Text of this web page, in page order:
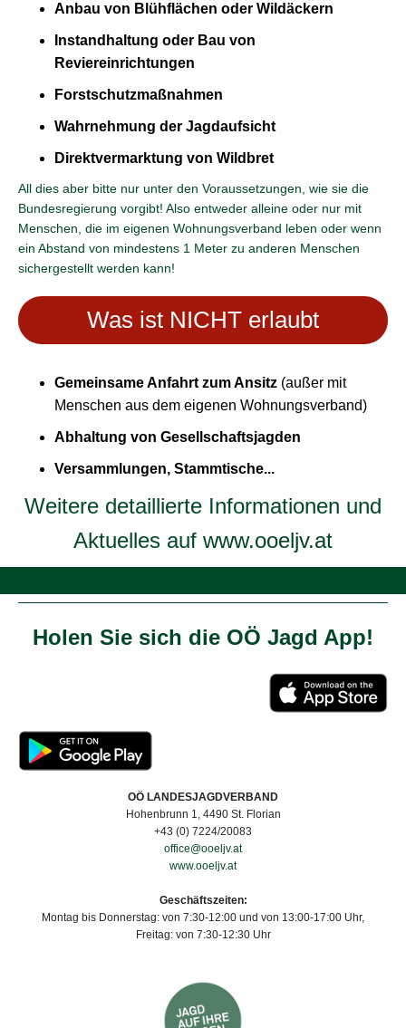
Anbau von Blühflächen oder Wildäckern
Instandhaltung oder Bau von
Reviereinrichtungen
Forstschutzmaßnahmen
Wahrnehmung der Jagdaufsicht
Direktvermarktung von Wildbret
All dies aber bitte nur unter den Voraussetzungen, wie sie die
Bundesregierung vorgibt! Also entweder alleine oder nur mit
Menschen, die im eigenen Wohnungsverband leben oder wenn
ein Abstand von mindestens 1 Meter zu anderen Menschen
sichergestellt werden kann!
Was ist NICHT erlaubt
Gemeinsame Anfahrt zum Ansitz (außer mit
Menschen aus dem eigenen Wohnungsverband)
Abhaltung von Gesellschaftsjagden
Versammlungen, Stammtische...
Weitere detaillierte Informationen und
Aktuelles auf www.ooeljv.at
Holen Sie sich die OÖ Jagd App!
OÖ LANDESJAGDVERBAND
Hohenbrunn 1, 4490 St. Florian
+43 (0) 7224/20083
office@ooeljv.at
www.ooeljv.at
Geschäftszeiten:
Montag bis Donnerstag: von 7:30-12:00 und von 13:00-17:00 Uhr,
Freitag: von 7:30-12:30 Uhr